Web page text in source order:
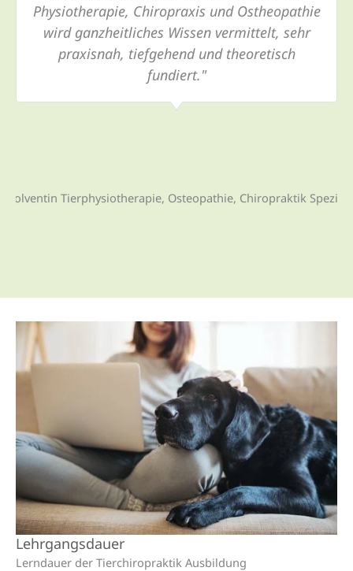
Physiotherapie, Chiropraxis und Ostheopathie
wird ganzheitliches Wissen vermittelt, sehr
praxisnah, tiefgehend und theoretisch
fundiert."
Lehrgangsdauer
Lerndauer der Tierchiro­praktik Ausbildung